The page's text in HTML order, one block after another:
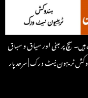
سچ پر مبنی اور سیاق و سباق
ٹریبون نیٹ ورک | سرحد پار